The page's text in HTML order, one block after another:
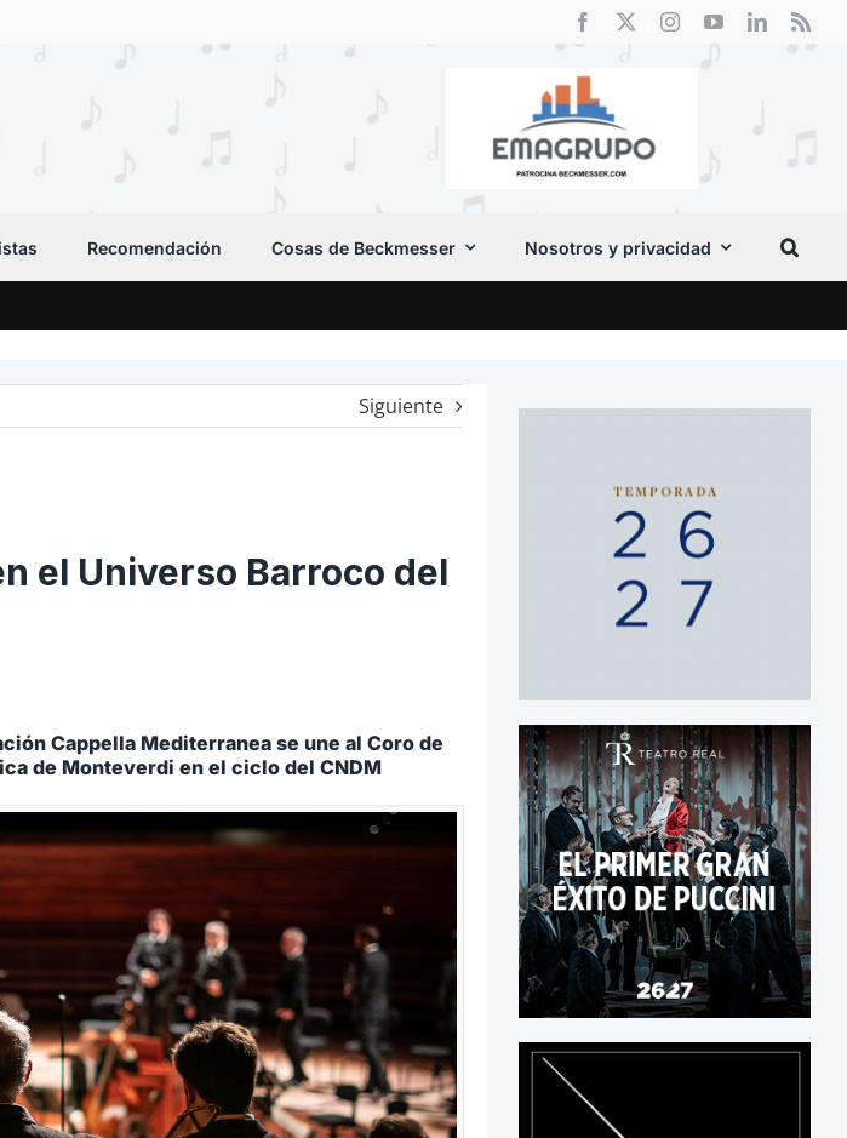
Recomendación Cosas de Beckmesser Nosotros y privacidad
Siguiente
el Universo Barroco del
Cappella Mediterranea se une al Coro de
de Monteverdi en el ciclo del CNDM